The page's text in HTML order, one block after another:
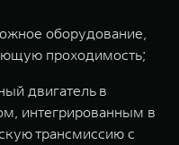
оборудование,
проходимость;
двигатель в
интегрированным в
трансмиссию с